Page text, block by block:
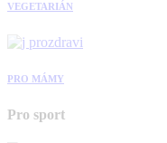
VEGETARIÁN
PRO MÁMY
Pro sport